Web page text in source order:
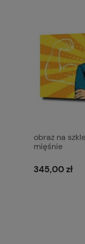
obraz na
mięśnie
345,00 zł